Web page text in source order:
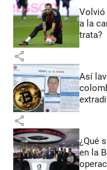
Volvió
a la
trata?
share
Así
share
¿Qué
en la